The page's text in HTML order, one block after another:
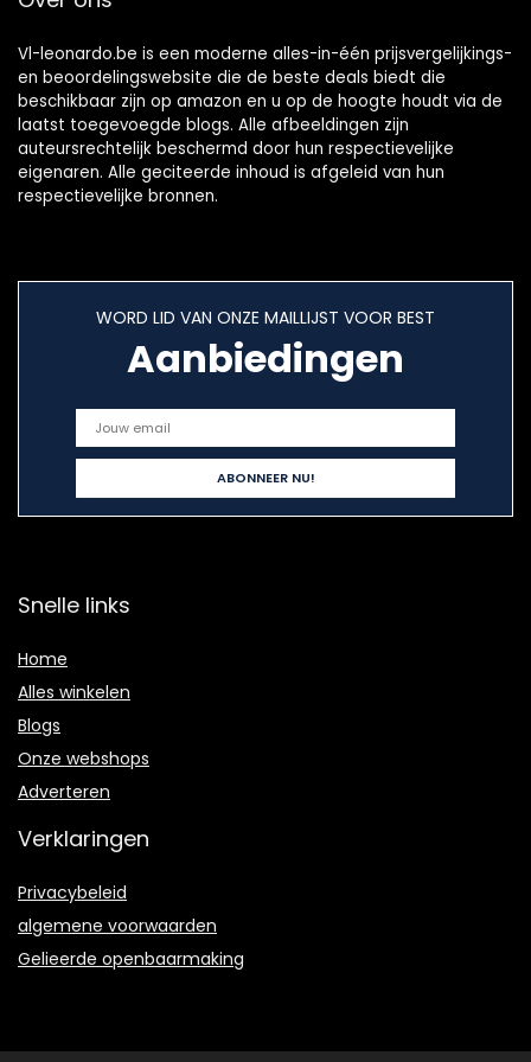
Vl-leonardo.be is een moderne alles-in-één prijsvergelijkings-
en beoordelingswebsite die de beste deals biedt die
beschikbaar zijn op amazon en u op de hoogte houdt via de
laatst toegevoegde blogs. Alle afbeeldingen zijn
auteursrechtelijk beschermd door hun respectievelijke
eigenaren. Alle geciteerde inhoud is afgeleid van hun
respectievelijke bronnen.
WORD LID VAN ONZE MAILLIJST VOOR BEST
Aanbiedingen
Snelle links
Home
Alles winkelen
Blogs
Onze webshops
Adverteren
Verklaringen
Privacybeleid
algemene voorwaarden
Gelieerde openbaarmaking